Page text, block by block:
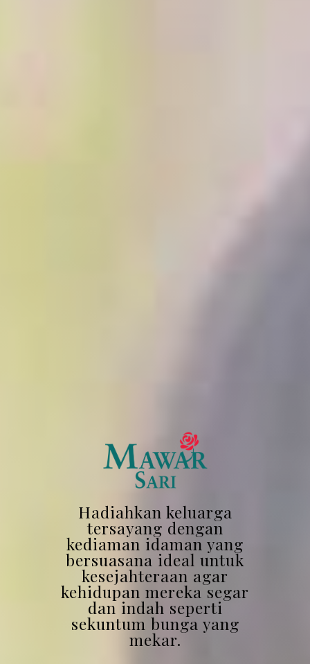
Hadiahkan keluarga
tersayang dengan
kediaman idaman yang
bersuasana ideal untuk
kesejahteraan agar
kehidupan mereka segar
dan indah seperti
sekuntum bunga yang
mekar.